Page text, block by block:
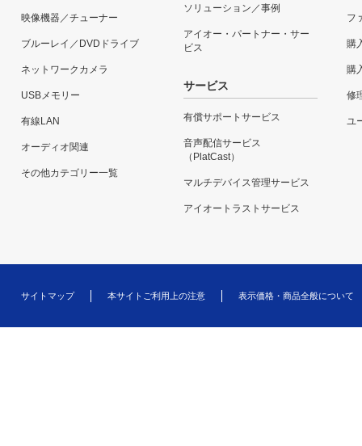
映像機器／チューナー
ブルーレイ／DVDドライブ
ネットワークカメラ
USBメモリー
有線LAN
オーディオ関連
その他カテゴリー一覧
ソリューション／事例
アイオー・パートナー・サー
ビス
サービス
有償サポートサービス
音声配信サービス
（PlatCast）
マルチデバイス管理サービス
アイオートラストサービス
フ
購
購
修
ユ
サイトマップ 本サイトご利用上の注意 表示価格・商品全般について